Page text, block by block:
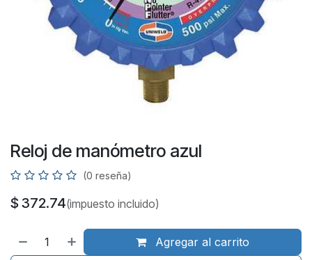
Reloj de manómetro azul
(0 reseña)
$ 372.74(impuesto incluido)
Agregar al carrito